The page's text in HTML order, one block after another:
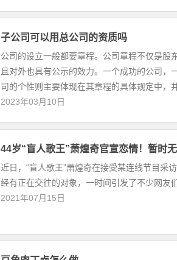
子公司可以用总公司的资质吗
公司的设立一般都要章程。公司章程不仅是股
且对外也具有公示的效力。一个成功的公司，
司的个性则主要体现在其章程的具体规定中，
2023年03月10日
44岁“盲人歌王”萧煌奇官宣恋情！暂时
近日，“盲人歌王”萧煌奇在接受某连线节目采
经有正在交往的对象，一时间引发了不少网友
2021年07月15日